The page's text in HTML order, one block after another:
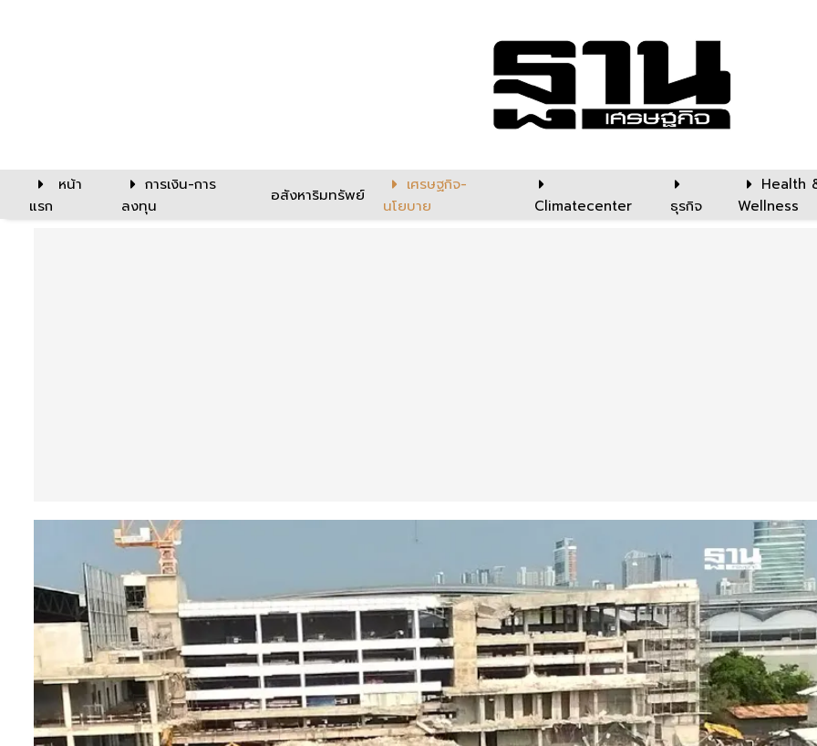
หน้า
แรก
การเงิน-การ
ลงทุน
อสังหาริมทรัพย์
เศรษฐกิจ-
นโยบาย
Climatecenter ธุรกิจ
Health
Wellness